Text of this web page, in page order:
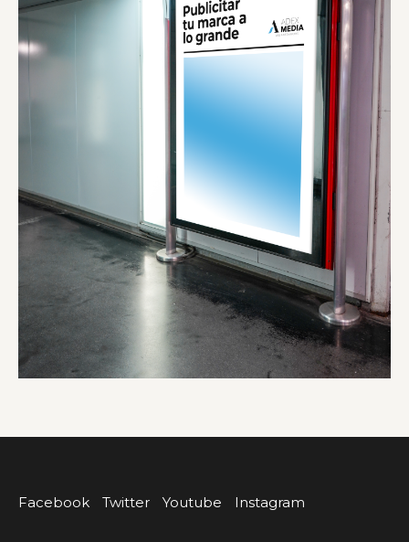
Facebook Twitter Youtube Instagram